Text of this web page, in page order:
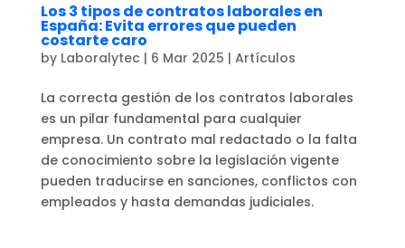
Los 3 tipos de contratos laborales en
España: Evita errores que pueden
costarte caro
by Laboralytec | 6 Mar 2025 | Artículos
La correcta gestión de los contratos laborales
es un pilar fundamental para cualquier
empresa. Un contrato mal redactado o la falta
de conocimiento sobre la legislación vigente
pueden traducirse en sanciones, conflictos con
empleados y hasta demandas judiciales.